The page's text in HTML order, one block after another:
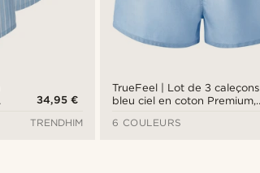
34,95 €
TRENDHIM
TrueFeel | Lot de 3 caleçons
bleu ciel en coton Premium,
6 COULEURS